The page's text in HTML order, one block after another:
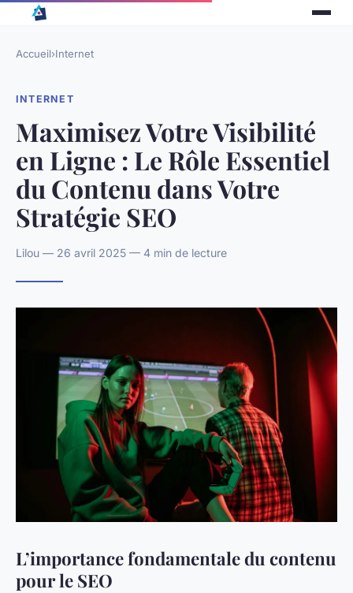
Accueil›Internet
INTERNET
Maximisez Votre Visibilité
en Ligne : Le Rôle Essentiel
du Contenu dans Votre
Stratégie SEO
Lilou — 26 avril 2025 — 4 min de lecture
L’importance fondamentale du contenu
pour le SEO